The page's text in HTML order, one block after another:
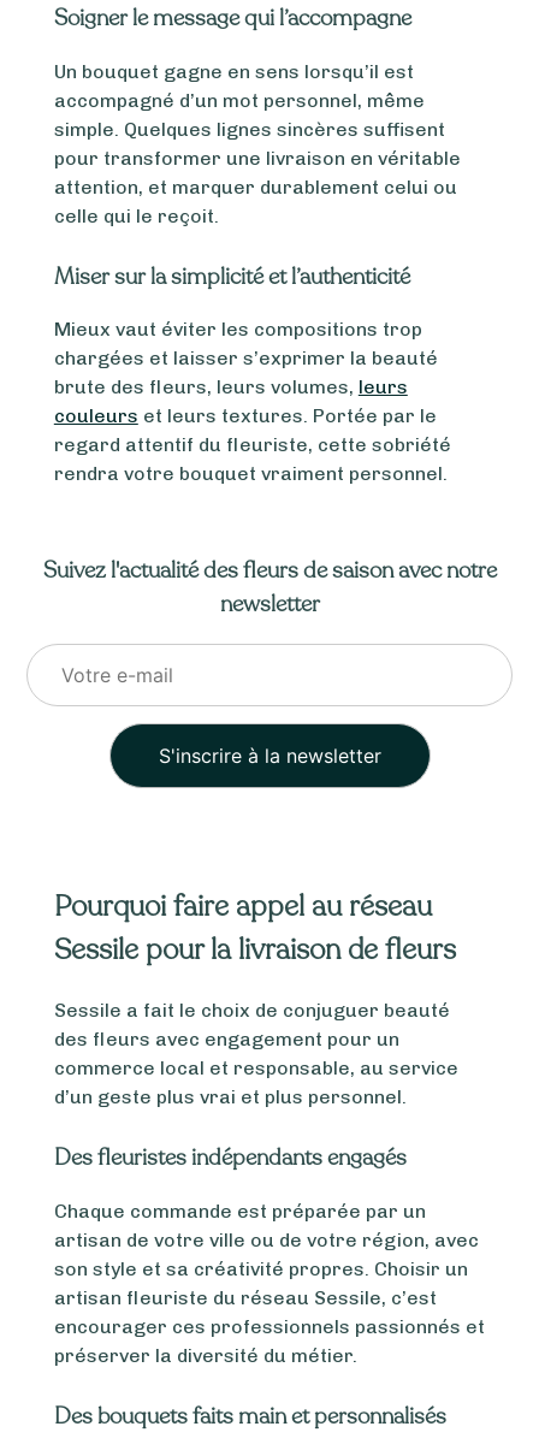
Soigner le message qui l’accompagne
Un bouquet gagne en sens lorsqu’il est
accompagné d’un mot personnel, même
simple. Quelques lignes sincères suffisent
pour transformer une livraison en véritable
attention, et marquer durablement celui ou
celle qui le reçoit.
Miser sur la simplicité et l’authenticité
Mieux vaut éviter les compositions trop
chargées et laisser s’exprimer la beauté
brute des fleurs, leurs volumes, leurs
couleurs et leurs textures. Portée par le
regard attentif du fleuriste, cette sobriété
rendra votre bouquet vraiment personnel.
Suivez l'actualité des fleurs de saison avec notre
newsletter
champ
vide.
Pourquoi faire appel au réseau
Sessile pour la livraison de fleurs
Sessile a fait le choix de conjuguer beauté
des fleurs avec engagement pour un
commerce local et responsable, au service
d’un geste plus vrai et plus personnel.
Des fleuristes indépendants engagés
Chaque commande est préparée par un
artisan de votre ville ou de votre région, avec
son style et sa créativité propres. Choisir un
artisan fleuriste du réseau Sessile, c’est
encourager ces professionnels passionnés et
préserver la diversité du métier.
Des bouquets faits main et personnalisés